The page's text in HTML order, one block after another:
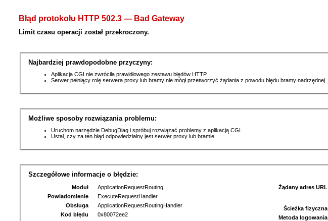
Błąd protokołu HTTP 502.3 — Bad Gateway
Limit czasu operacji został przekroczony.
Najbardziej prawdopodobne przyczyny:
Aplikacja CGI nie zwróciła prawidłowego zestawu błędów HTTP.
Serwer pełniący rolę serwera proxy lub bramy nie mógł przetworzyć żądania z powodu błędu bramy nadrzędnej.
Możliwe sposoby rozwiązania problemu:
Uruchom narzędzie DebugDiag i spróbuj rozwiązać problemy z aplikacją CGI.
Ustal, czy za ten błąd odpowiedzialny jest serwer proxy lub bramie.
Szczegółowe informacje o błędzie:
Moduł
ApplicationRequestRouting
Powiadomienie
ExecuteRequestHandler
Obsługa
ApplicationRequestRoutingHandler
Kod błędu
0x80072ee2
Żądany adres URL
Ścieżka fizyczna
Metoda logowania